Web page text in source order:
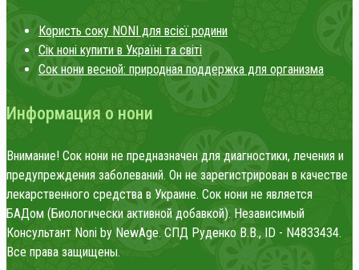
Користь соку NONI для всієї родини
Сік ноні купити в Україні та світі
Сок нони весной: природная поддержка для организма
Информация о нони
Внимание! Сок нони не предназначен для диагностики, лечения и
предупреждения заболеваний. Он не зарегистрирован в качестве
лекарственного средства в Украине. Сок нони не является
БАДом (Биологически активной добавкой). Независимый
Консультант Noni by NewAge. СПД Руденко В.В., ID - N4833434.
Все права защищены.